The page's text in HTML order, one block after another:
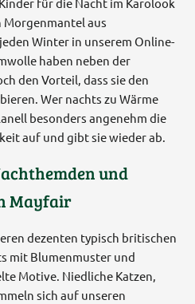
Morgenmantel aus
Winter in unserem Online-
haben neben der
den Vorteil, dass sie den
Wer nachts zu Wärme
besonders angenehm die
auf und gibt sie wieder ab.
und
Mayfair
dezenten typisch britischen
mit Blumenmuster und
Motive. Niedliche Katzen,
sich auf unseren